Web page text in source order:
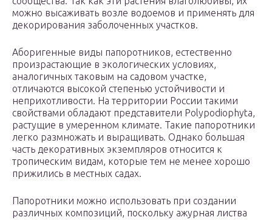
можно высаживать возле водоемов и применять для
декорирования заболоченных участков.
Аборигенные виды папоротников, естественно
произрастающие в экологических условиях,
аналогичных таковым на садовом участке,
отличаются высокой степенью устойчивости и
неприхотливости. На территории России такими
свойствами обладают представители Polypodiophyta,
растущие в умеренном климате. Такие папоротники
легко размножать и выращивать. Однако большая
часть декоративных экземпляров относится к
тропическим видам, которые тем не менее хорошо
прижились в местных садах.
Папоротники можно использовать при создании
различных композиций, поскольку ажурная листва